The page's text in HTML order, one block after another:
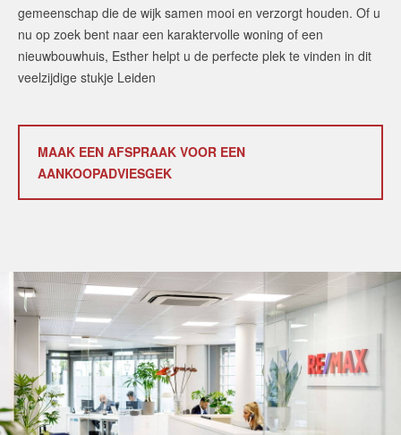
gemeenschap die de wijk samen mooi en verzorgt houden. Of u
nu op zoek bent naar een karaktervolle woning of een
nieuwbouwhuis, Esther helpt u de perfecte plek te vinden in dit
veelzijdige stukje Leiden
MAAK EEN AFSPRAAK VOOR EEN
AANKOOPADVIESGEK